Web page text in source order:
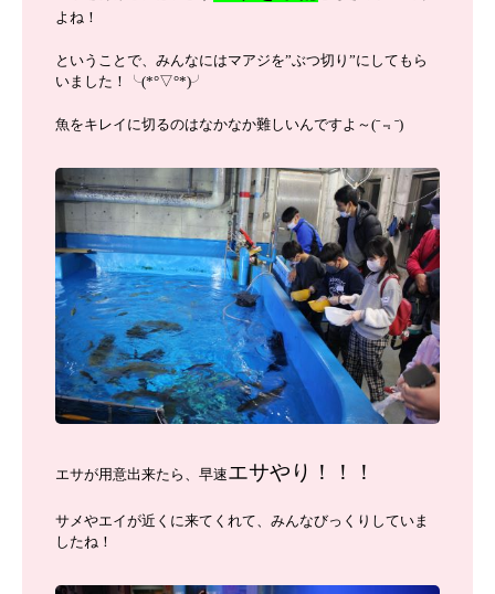
よね！
ということで、みんなにはマアジを”ぶつ切り”にしてもら
いました！╰(*°▽°*)╯
魚をキレイに切るのはなかなか難しいんですよ～(ˉ﹃ˉ)
エサが用意出来たら、早速エサやり！！！
サメやエイが近くに来てくれて、みんなびっくりしていま
したね！